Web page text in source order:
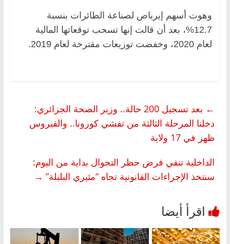
وهوت أسهم إيرباص لصناعة الطائرات بنسبة
12.7%، بعد أن قالت إنها تسحب توقعاتها المالية
لعام 2020، وخفضت توزيعات مقترحة لعام 2019.
←
بعد تسجيل 200 حالة.. وزير الصحة الجزائري:
دخلنا المرحلة الثالثة من تفشي كورونا.. والفيروس
ظهر في 17 ولاية
الداخلية تنفي فرض حظر التجوال بداية من اليوم:
سنتخذ الإجراءات القانونية تجاه “مثيري البلبلة” →